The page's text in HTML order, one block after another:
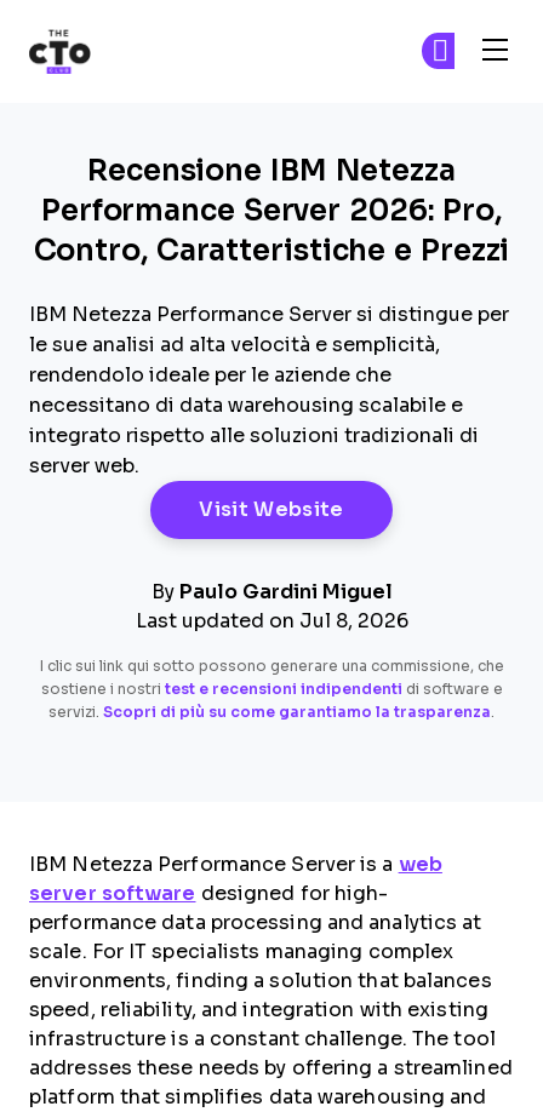
Recensione IBM Netezza
Performance Server 2026: Pro,
Contro, Caratteristiche e Prezzi
IBM Netezza Performance Server si distingue per
le sue analisi ad alta velocità e semplicità,
rendendolo ideale per le aziende che
necessitano di data warehousing scalabile e
integrato rispetto alle soluzioni tradizionali di
server web.
Visit Website Opens New
By Paulo Gardini Miguel
Last updated on Jul 8, 2026
I clic sui link qui sotto possono generare una commissione, che
sostiene i nostri test e recensioni indipendenti di software e
servizi. Scopri di più su come garantiamo la trasparenza.
IBM Netezza Performance Server is a web
server software designed for high-
performance data processing and analytics at
scale. For IT specialists managing complex
environments, finding a solution that balances
speed, reliability, and integration with existing
infrastructure is a constant challenge. The tool
addresses these needs by offering a streamlined
platform that simplifies data warehousing and